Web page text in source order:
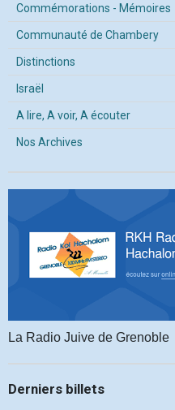
Commémorations - Mémoires
Communauté de Chambery
Distinctions
Israël
A lire, A voir, A écouter
Nos Archives
La Radio Juive de Grenoble
Derniers billets